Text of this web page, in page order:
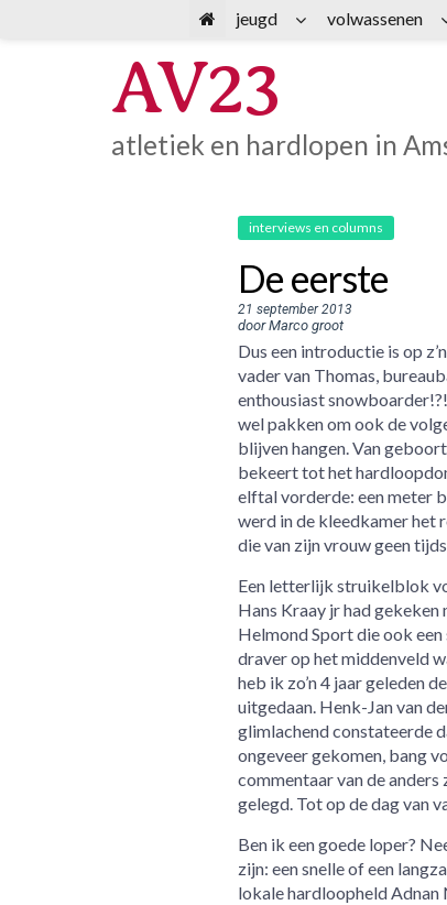
AV23
atletiek en hardlopen in
interviews en columns
De eerste
21 september 2013
door Marco groot
Dus een introductie is op
vader van Thomas,
enthousiast
wel pakken om ook de
blijven hangen. Van
bekeert tot het
elftal vorderde: een meter
werd in de kleedkamer het
die van zijn vrouw geen
Een letterlijk struikelblok
Hans Kraay jr had
Helmond Sport die ook
draver op het middenveld
heb ik zo’n 4 jaar geleden
uitgedaan. Henk-Jan van
glimlachend constateerde
ongeveer gekomen, bang
commentaar van de
gelegd. Tot op de dag van
Ben ik een goede loper?
zijn: een snelle of een
lokale hardloopheld Adnan
jeugd volwassenen